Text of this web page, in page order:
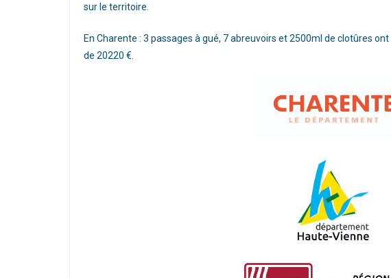
sur le territoire.
En Charente : 3 passages à gué, 7 abreuvoirs et 2500ml de clotûres
de 20220 €.